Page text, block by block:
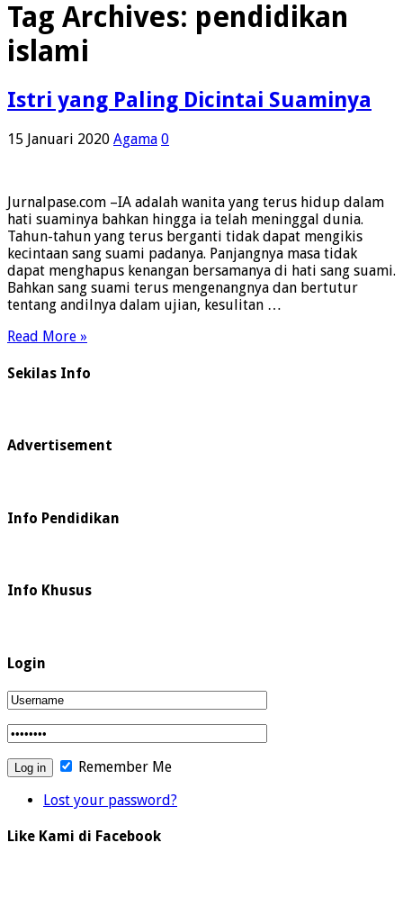
Tag Archives: pendidikan
islami
Istri yang Paling Dicintai Suaminya
15 Januari 2020 Agama 0
Jurnalpase.com –IA adalah wanita yang terus hidup dalam
hati suaminya bahkan hingga ia telah meninggal dunia.
Tahun-tahun yang terus berganti tidak dapat mengikis
kecintaan sang suami padanya. Panjangnya masa tidak
dapat menghapus kenangan bersamanya di hati sang suami.
Bahkan sang suami terus mengenangnya dan bertutur
tentang andilnya dalam ujian, kesulitan …
Read More »
Sekilas Info
Advertisement
Info Pendidikan
Info Khusus
Login
Remember Me
Lost your password?
Like Kami di Facebook